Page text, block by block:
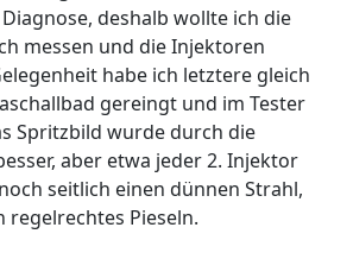
deshalb wollte ich die
messen und die Injektoren
habe ich letztere gleich
gereingt und im Tester
Spritzbild wurde durch die
aber etwa jeder 2. Injektor
seitlich einen dünnen Strahl,
regelrechtes Pieseln.